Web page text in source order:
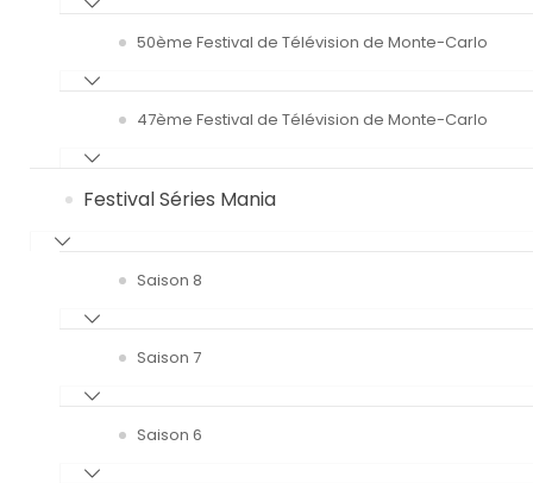
50ème Festival de Télévision de Monte-Carlo
47ème Festival de Télévision de Monte-Carlo
Festival Séries Mania
Saison 8
Saison 7
Saison 6